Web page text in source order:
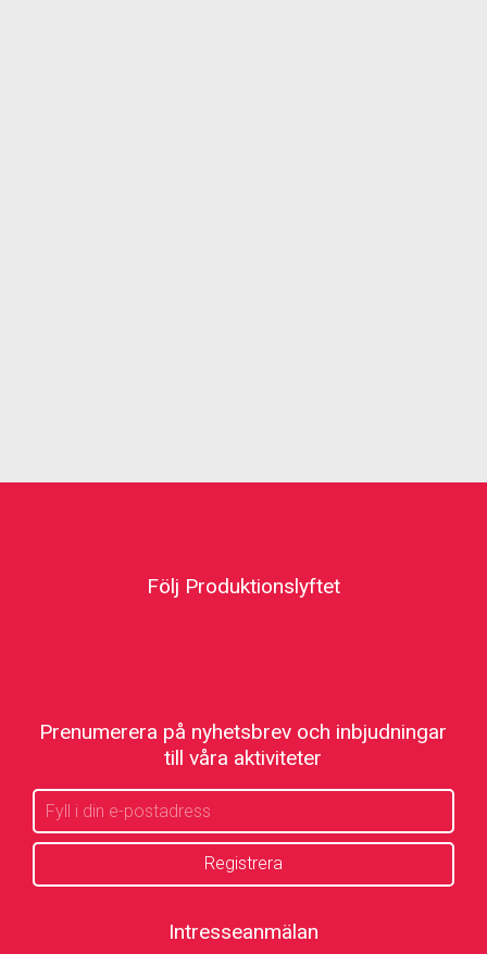
Följ Produktionslyftet
Prenumerera på nyhetsbrev och inbjudningar
till våra aktiviteter
Intresseanmälan